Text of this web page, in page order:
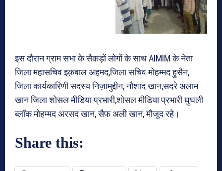
इस दौरान ग्राम सभा के सैकड़ों लोगों के साथ AIMIM के नेता
जिला महासचिव इक़बाल अहमद,जिला सचिव मोहम्मद हुसैन,
जिला कार्यकारिणी सदस्य निज़ामुद्दीन, नौशाद खान,सदरे अलाम
खान जिला शोसल मीडिया प्रभारी,शोसल मीडिया प्रभारी घुघली
ब्लॉक मोहम्मद अरसद खान, सैफ अली खान, मौजूद रहे।
Share this: